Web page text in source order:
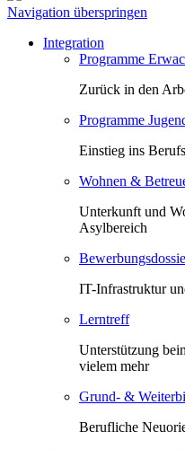
Navigation überspringen
Integration
Programme
Zurück in den
Programme
Einstieg ins
Wohnen &
Unterkunft und
Asylbereich
IT-Infrastruktur
Lerntreff
Unterstützung
vielem mehr
Grund- &
Berufliche